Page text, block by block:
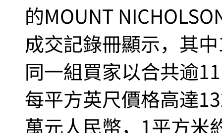
的MOUNT
成交記錄冊顯示，其
同一組買家以合共逾
每平方英尺價格高達
萬元人民幣，1平方米